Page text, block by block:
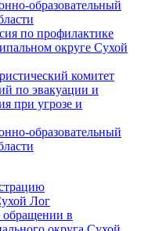
образовательный
по профилактике
округе Сухой
комитет
по эвакуации и
при угрозе и
образовательный
Лог
обращении в